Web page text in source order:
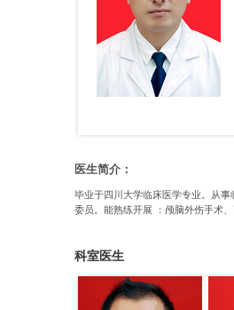
医生简介：
毕业于四川大学临床医学专业。从
委员。能熟练开展 ：颅脑外伤手术
科室医生